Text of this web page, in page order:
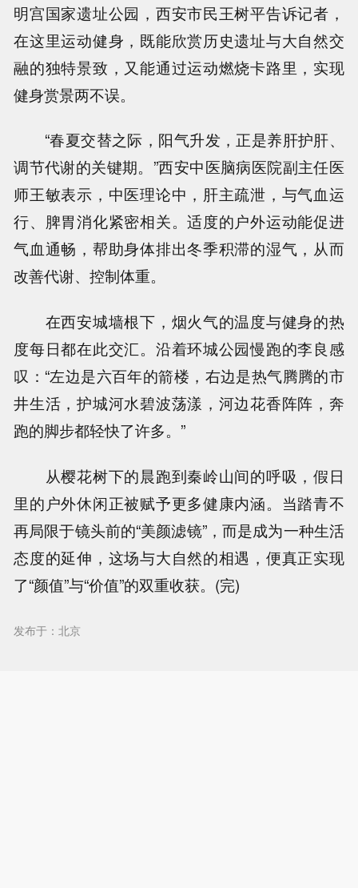
明宫国家遗址公园，西安市民王树平告诉记者，
在这里运动健身，既能欣赏历史遗址与大自然交
融的独特景致，又能通过运动燃烧卡路里，实现
健身赏景两不误。
“春夏交替之际，阳气升发，正是养肝护肝、
调节代谢的关键期。”西安中医脑病医院副主任医
师王敏表示，中医理论中，肝主疏泄，与气血运
行、脾胃消化紧密相关。适度的户外运动能促进
气血通畅，帮助身体排出冬季积滞的湿气，从而
改善代谢、控制体重。
在西安城墙根下，烟火气的温度与健身的热
度每日都在此交汇。沿着环城公园慢跑的李良感
叹：“左边是六百年的箭楼，右边是热气腾腾的市
井生活，护城河水碧波荡漾，河边花香阵阵，奔
跑的脚步都轻快了许多。”
从樱花树下的晨跑到秦岭山间的呼吸，假日
里的户外休闲正被赋予更多健康内涵。当踏青不
再局限于镜头前的“美颜滤镜”，而是成为一种生活
态度的延伸，这场与大自然的相遇，便真正实现
了“颜值”与“价值”的双重收获。(完)
发布于：北京